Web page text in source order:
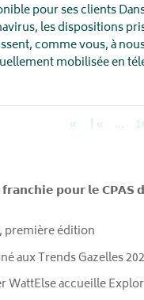
pour ses clients
les dispositions
comme vous, à
mobilisée en
« | « …
𝗽𝗼𝘂𝗿 𝗹𝗲 𝗖𝗣𝗔𝗦
première édition
aux Trends Gazelles
WattElse accueille